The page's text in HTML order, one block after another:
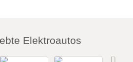
Elektroautos